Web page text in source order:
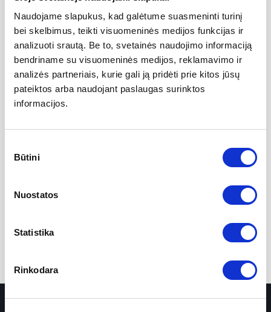
Naudojame slapukus, kad galėtume suasmeninti turinį
bei skelbimus, teikti visuomeninės medijos funkcijas ir
analizuoti srautą. Be to, svetainės naudojimo informaciją
bendriname su visuomeninės medijos, reklamavimo ir
analizės partneriais, kurie gali ją pridėti prie kitos jūsų
pateiktos arba naudojant paslaugas surinktos
informacijos.
pasirinkimas
Būtini
Nuostatos
Statistika
Rinkodara
FI CLINICA
Registruokis
konsultacijai arba